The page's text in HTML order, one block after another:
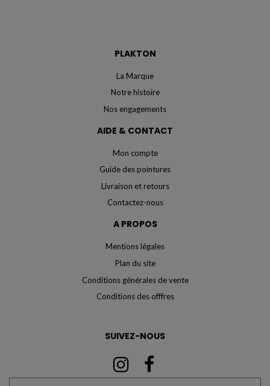
PLAKTON
La Marque
Notre histoire
Nos engagements
AIDE & CONTACT
Mon compte
Guide des pointures
Livraison et retours
Contactez-nous
A PROPOS
Mentions légales
Plan du site
Conditions générales de vente
Conditions des offfres
SUIVEZ-NOUS